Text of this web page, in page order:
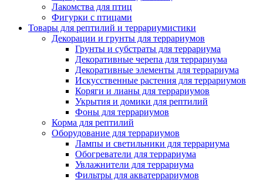
Лакомства для птиц
Фигурки с птицами
Товары для рептилий и террариумистики
Декорации и грунты для террариумов
Грунты и субстраты для террариума
Декоративные черепа для террариума
Декоративные элементы для террариума
Искусственные растения для террариумов
Коряги и лианы для террариумов
Укрытия и домики для рептилий
Фоны для террариумов
Корма для рептилий
Оборудование для террариумов
Лампы и светильники для террариума
Обогреватели для террариума
Увлажнители для террариума
Фильтры для акватеррариумов